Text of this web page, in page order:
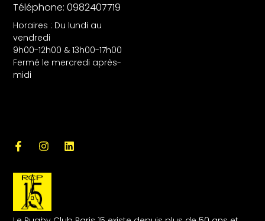
Téléphone: 0982407719
Horaires : Du lundi au
vendredi
9h00-12h00 & 13h00-17h00
Fermé le mercredi après-
midi